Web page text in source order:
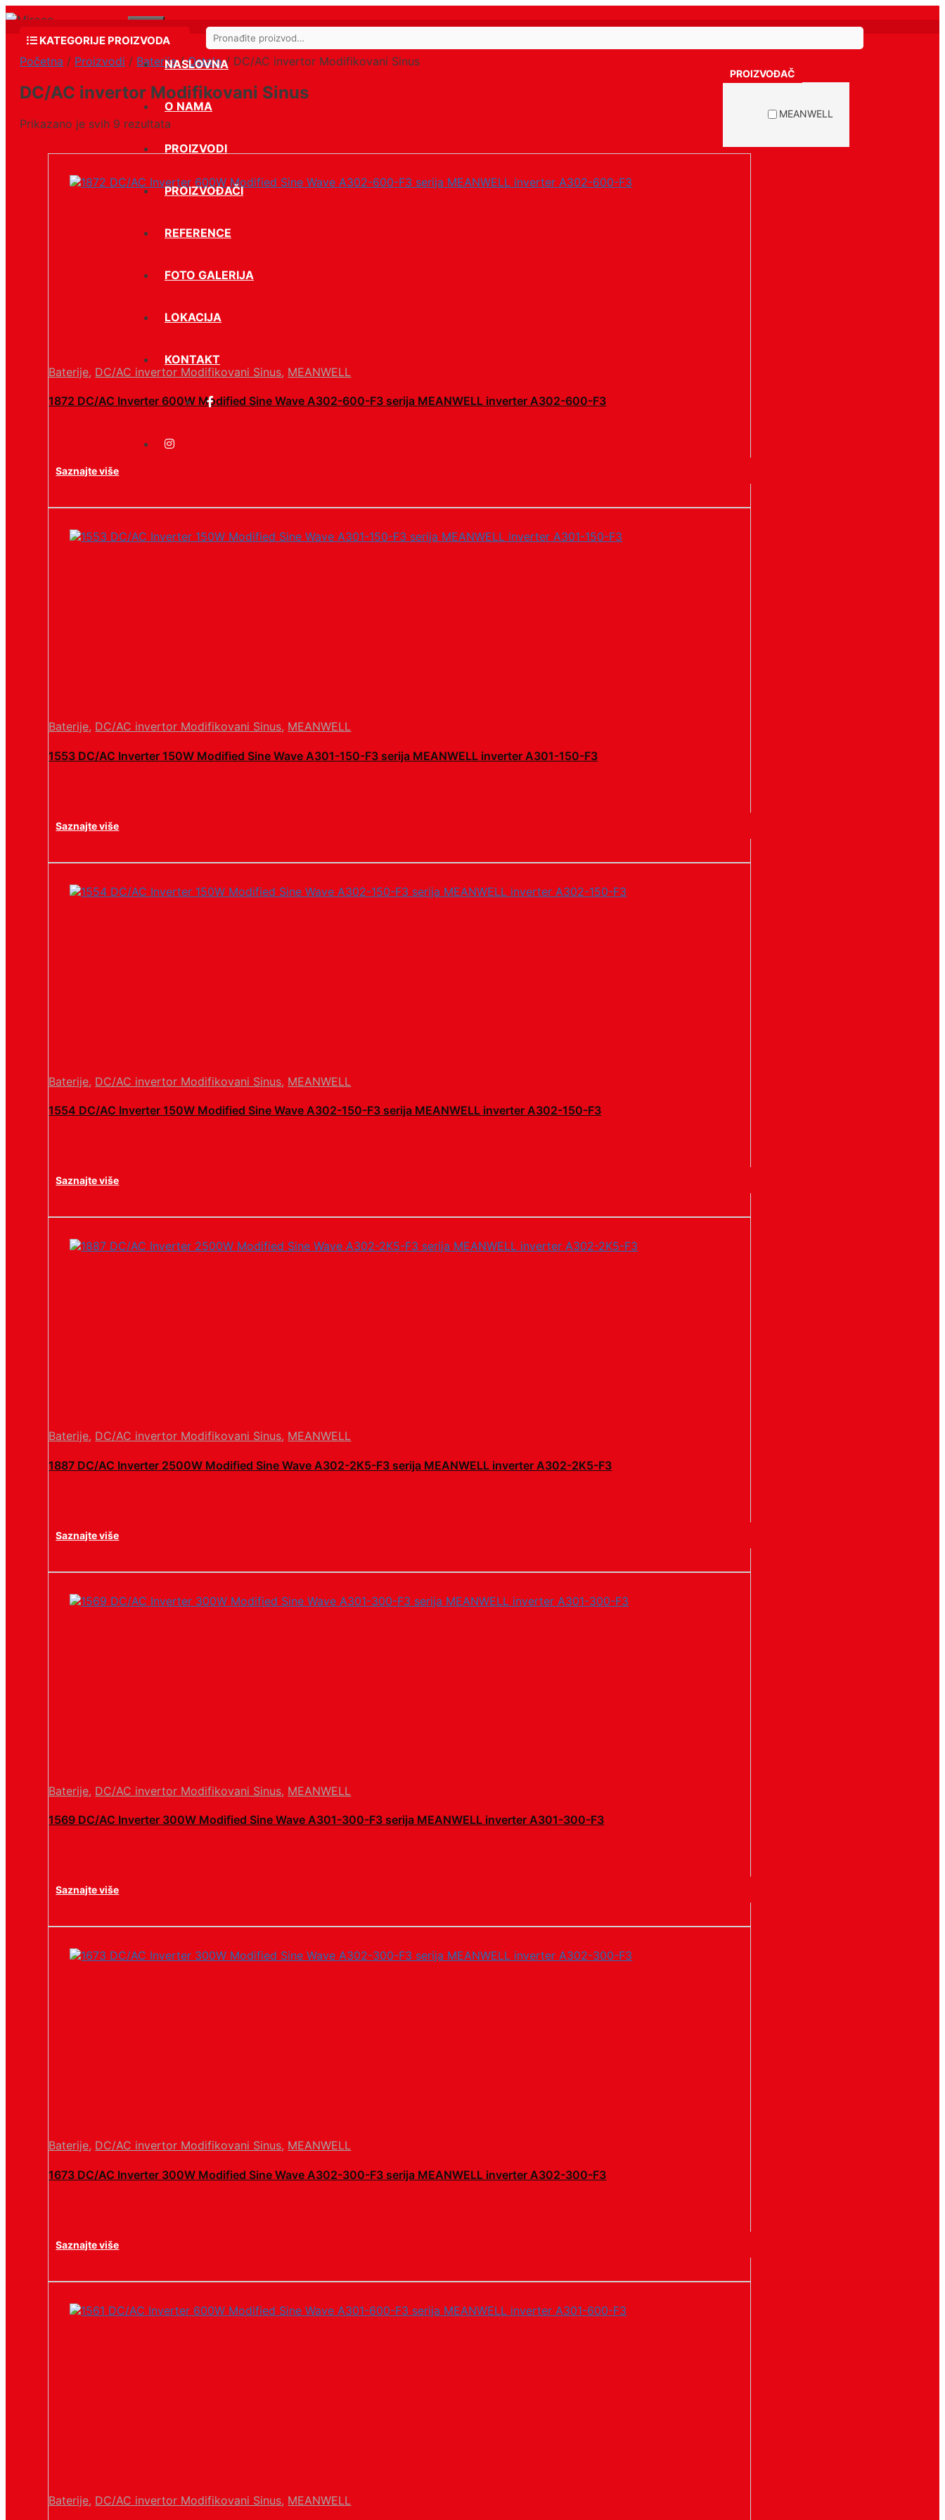
Skip
content
NASLOVNA
O NAMA
PROIZVODI
PROIZVOĐAČI
REFERENCE
FOTO GALERIJA
LOKACIJA
KONTAKT
KATEGORIJE PROIZVODA
Search
for:
Početna / Proizvodi / Baterije/Ostalo/ DC/AC invertor Modifikovani Sinus
DC/AC invertor Modifikovani Sinus
Prikazano je svih 9 rezultata
Baterije, DC/AC invertor Modifikovani Sinus, MEANWELL
1872 DC/AC Inverter 600W Modified Sine Wave A302-600-F3 serija MEANWELL inverter A302-600-F3
Saznajte više
Baterije, DC/AC invertor Modifikovani Sinus, MEANWELL
1553 DC/AC Inverter 150W Modified Sine Wave A301-150-F3 serija MEANWELL inverter A301-150-F3
Saznajte više
Baterije, DC/AC invertor Modifikovani Sinus, MEANWELL
1554 DC/AC Inverter 150W Modified Sine Wave A302-150-F3 serija MEANWELL inverter A302-150-F3
Saznajte više
Baterije, DC/AC invertor Modifikovani Sinus, MEANWELL
1887 DC/AC Inverter 2500W Modified Sine Wave A302-2K5-F3 serija MEANWELL inverter A302-2K5-F3
Saznajte više
Baterije, DC/AC invertor Modifikovani Sinus, MEANWELL
1569 DC/AC Inverter 300W Modified Sine Wave A301-300-F3 serija MEANWELL inverter A301-300-F3
Saznajte više
Baterije, DC/AC invertor Modifikovani Sinus, MEANWELL
1673 DC/AC Inverter 300W Modified Sine Wave A302-300-F3 serija MEANWELL inverter A302-300-F3
Saznajte više
Baterije, DC/AC invertor Modifikovani Sinus, MEANWELL
PROIZVOĐAČ
MEANWELL